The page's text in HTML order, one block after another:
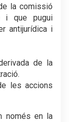
la comissió
i que pugui
antijurídica i
de la
les accions
només en la